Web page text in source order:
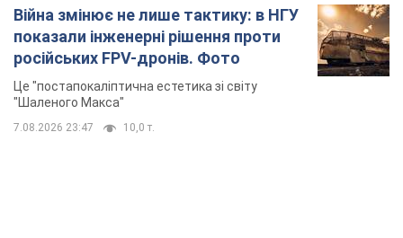
Війна змінює не лише тактику: в НГУ
показали інженерні рішення проти
російських FPV-дронів. Фото
Це "постапокаліптична естетика зі світу
"Шаленого Макса"
7.08.2026 23:47 10,0 т.